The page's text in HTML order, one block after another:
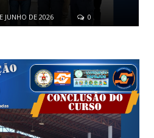
JUNHO DE 2026
0